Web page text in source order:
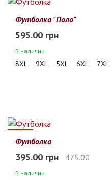
Футболка "Поло"
595.00 грн
В наличии
8XL 9XL 5XL 6XL 7XL
17%
Футболка
395.00 грн 475.00
В наличии